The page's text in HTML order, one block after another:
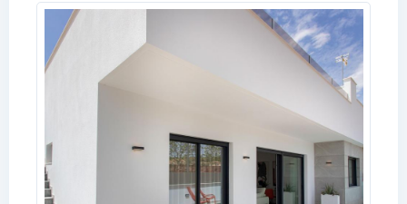
LOGIN
No apps configured. Please contact
your administrator.